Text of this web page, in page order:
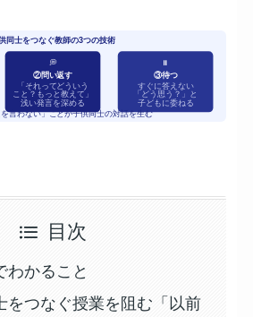
同士をつなぐ教師の3つの技術
💭
②問い返す
「それってどういう
こと？もっと教えて」
浅い発言を深める
⏸
③待つ
すぐに答えない
「どう思う？」と
子どもに委ねる
言わない」ことが子供同士の対話を生む
目次
わかること
をつなぐ授業を阻む「以前